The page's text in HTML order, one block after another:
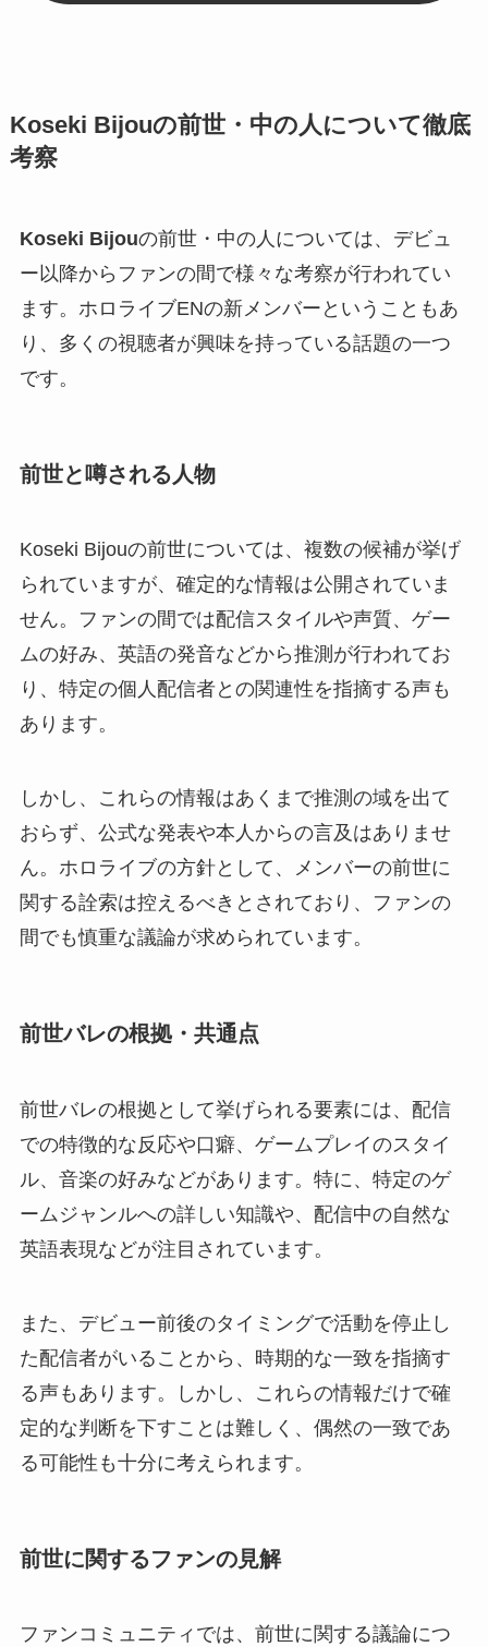
Koseki Bijouの前世・中の人について徹底
考察
Koseki Bijouの前世・中の人については、デビュ
ー以降からファンの間で様々な考察が行われてい
ます。ホロライブENの新メンバーということもあ
り、多くの視聴者が興味を持っている話題の一つ
です。
前世と噂される人物
Koseki Bijouの前世については、複数の候補が挙げ
られていますが、確定的な情報は公開されていま
せん。ファンの間では配信スタイルや声質、ゲー
ムの好み、英語の発音などから推測が行われてお
り、特定の個人配信者との関連性を指摘する声も
あります。
しかし、これらの情報はあくまで推測の域を出て
おらず、公式な発表や本人からの言及はありませ
ん。ホロライブの方針として、メンバーの前世に
関する詮索は控えるべきとされており、ファンの
間でも慎重な議論が求められています。
前世バレの根拠・共通点
前世バレの根拠として挙げられる要素には、配信
での特徴的な反応や口癖、ゲームプレイのスタイ
ル、音楽の好みなどがあります。特に、特定のゲ
ームジャンルへの詳しい知識や、配信中の自然な
英語表現などが注目されています。
また、デビュー前後のタイミングで活動を停止し
た配信者がいることから、時期的な一致を指摘す
る声もあります。しかし、これらの情報だけで確
定的な判断を下すことは難しく、偶然の一致であ
る可能性も十分に考えられます。
前世に関するファンの見解
ファンコミュニティでは、前世に関する議論につ